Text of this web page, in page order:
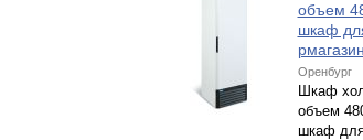
объем
шкаф
Оренбург
Шкаф
объем
шкаф